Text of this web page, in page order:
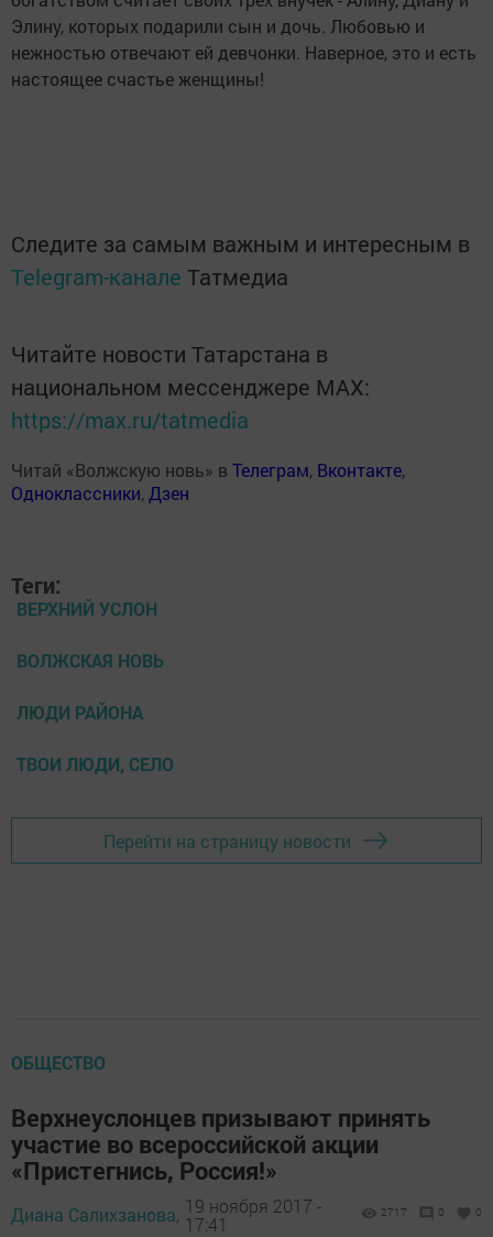
Элину, которых подарили сын и дочь. Любовью и
нежностью отвечают ей девчонки. Наверное, это и есть
настоящее счастье женщины!
Следите за самым важным и интересным в
Telegram-канале Татмедиа
Читайте новости Татарстана в
национальном мессенджере MАХ:
https://max.ru/tatmedia
Читай «Волжскую новь» в Телеграм, Вконтакте,
Одноклассники, Дзен
Теги:
ВЕРХНИЙ УСЛОН
ВОЛЖСКАЯ НОВЬ
ЛЮДИ РАЙОНА
ТВОИ ЛЮДИ, СЕЛО
Перейти на страницу новости
ОБЩЕСТВО
Верхнеуслонцев призывают принять
участие во всероссийской акции
«Пристегнись, Россия!»
Диана Салихзанова, 19 ноября 2017 -
17:41
2717 0 0